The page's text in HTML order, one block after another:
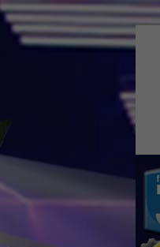
Aller
Aller